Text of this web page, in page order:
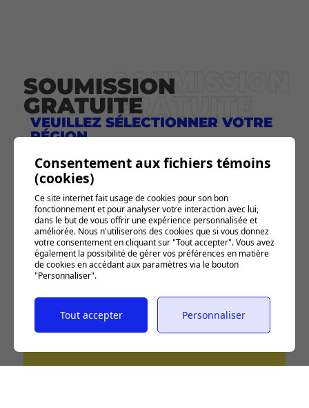
SOUMISSION
GRATUITE
VEUILLEZ SÉLECTIONNER VOTRE
RÉGION
Mauricie -
Centre-du-
Québec
Capitale-Nationale
Autre
À noterque notre horaire 2026 estcompletpour les
travaux de peinture de patios
Nous avons toutefois encore desdisponibilitéspour
SOUMISSION
GRATUITE
Consentement aux fichiers témoins
(cookies)
Ce site internet fait usage de cookies pour son bon
fonctionnement et pour analyser votre interaction avec lui,
dans le but de vous offrir une expérience personnalisée et
améliorée. Nous n'utiliserons des cookies que si vous donnez
votre consentement en cliquant sur "Tout accepter". Vous avez
également la possibilité de gérer vos préférences en matière
de cookies en accédant aux paramètres via le bouton
"Personnaliser".
Tout accepter Personnaliser